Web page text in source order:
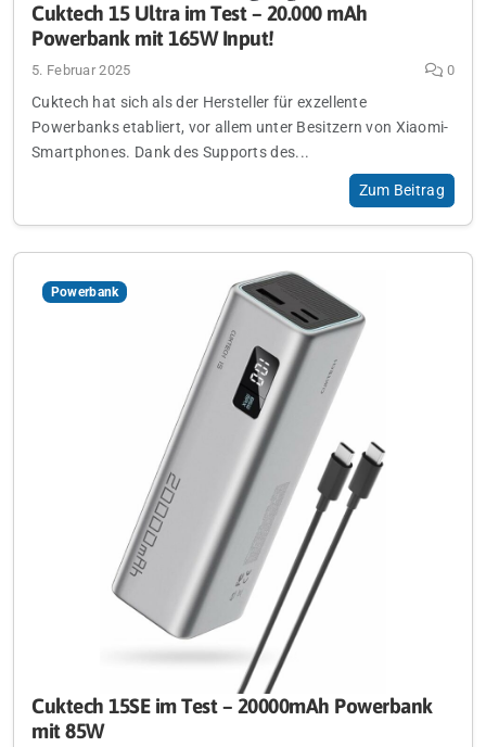
Cuktech 15 Ultra im Test – 20.000 mAh
Powerbank mit 165W Input!
5. Februar 2025 0
Cuktech hat sich als der Hersteller für exzellente
Powerbanks etabliert, vor allem unter Besitzern von Xiaomi-
Smartphones. Dank des Supports des...
Zum Beitrag
Powerbank
Cuktech 15SE im Test – 20000mAh Powerbank
mit 85W